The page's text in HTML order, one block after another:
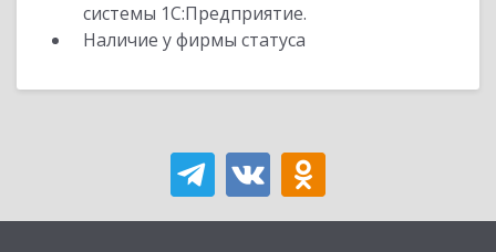
системы 1С:Предприятие.
Наличие у фирмы статуса